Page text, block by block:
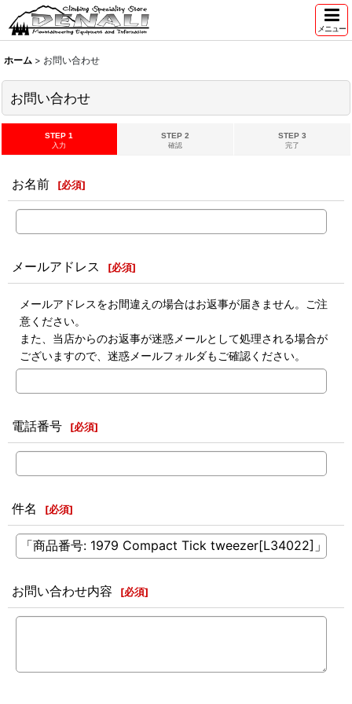
メニュー
ホーム > お問い合わせ
お問い合わせ
STEP 1
入力
STEP 2
確認
STEP 3
完了
お名前 [必須]
メールアドレス [必須]
メールアドレスをお間違えの場合はお返事が届きません。ご注
意ください。
また、当店からのお返事が迷惑メールとして処理される場合が
ございますので、迷惑メールフォルダもご確認ください。
電話番号 [必須]
件名 [必須]
お問い合わせ内容 [必須]